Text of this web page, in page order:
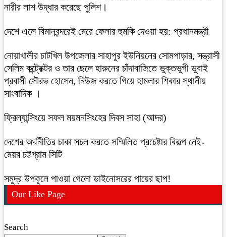
নারীর লাশ উদ্ধার করেছে পুলিশ।
দেশে এলে বিমানবন্দরেই মেরে ফেলার হুমকি দেওয়া হয়: প্রধানমন্ত্রী
নোয়াখালীর চাটখিল উপজেলার সাহাপুর ইউনিয়নের সোমপাড়ার, সন্ত্রাসী
সেলিম কন্ট্রেক্টর ও তার ছেলে হারুনের চাঁদাবাজিতে ভুক্তভুগী ডুবাই
প্রবাসী সৌরভ হোসেন, নিউজ করতে গিয়ে হামলার শিকার স্থানীয়
সাংবাদিক ।
ফ্রিল্যান্সিংয়ে সফল ময়মনসিংহের দিবস সাহা (আদর)
দেশের অর্থনীতির চাকা সচল করতে সম্মিলিত প্রচেষ্টার বিকল্প নেই-
মেয়র চট্টগ্রাম সিটি
সমুদ্র উপকূলে পাওয়া গেলো ডাইনোসরের পায়ের ছাপ!
Our Like Page
Search